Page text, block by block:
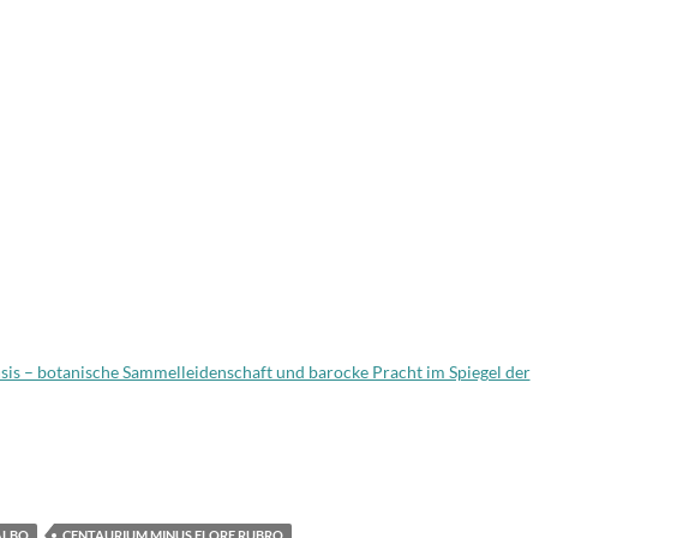
– botanische Sammelleidenschaft und barocke Pracht im Spiegel der
CENTAURIUM MINUS FLORE RUBRO